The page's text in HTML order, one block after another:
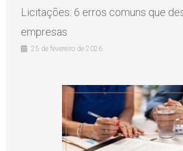
Licitações: 6 erros comuns que
empresas
25 de fevereiro de 2026